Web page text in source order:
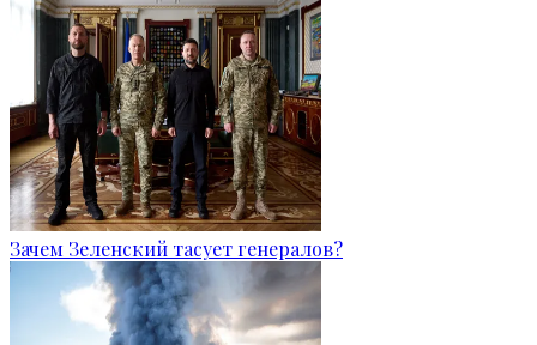
Зачем Зеленский тасует генералов?